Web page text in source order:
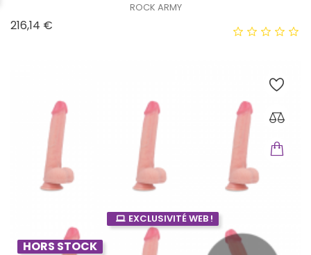
ROCK ARMY
216,14 €
EXCLUSIVITÉ WEB !
HORS STOCK